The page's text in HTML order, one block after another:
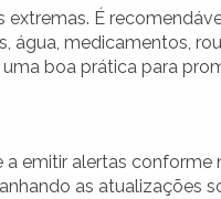
É
água, medicamentos,
boa prática para
emitir alertas
as atualizações